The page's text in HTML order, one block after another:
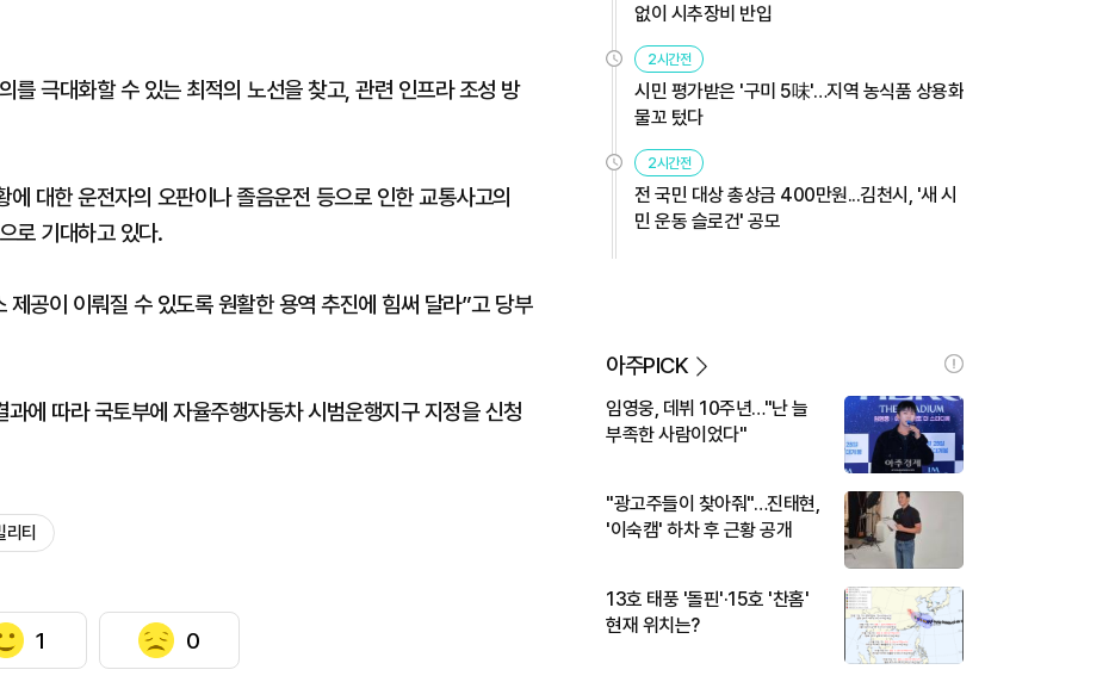
를 극대화할 수 있는 최적의 노선을 찾고, 관련 인프라 조성 방
대한 운전자의 오판이나 졸음운전 등으로 인한 교통사고의
로 기대하고 있다.
공이 이뤄질 수 있도록 원활한 용역 추진에 힘써 달라”고 당부
에 따라 국토부에 자율주행자동차 시범운행지구 지정을 신청
티
1 0
없이 시추장비 반입
2시간전
시민 평가받은 '구미 5味'…지역 농식품 상용화
물꼬 텄다
2시간전
전 국민 대상 총상금 400만원...김천시, '새 시
민 운동 슬로건' 공모
아주PICK
임영웅, 데뷔 10주년…"난 늘
부족한 사람이었다"
"광고주들이 찾아줘"…진태현,
'이숙캠' 하차 후 근황 공개
13호 태풍 '돌핀'·15호 '찬홈'
현재 위치는?